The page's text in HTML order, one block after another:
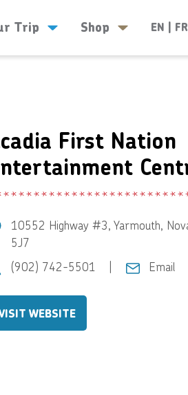
Trip Shop EN FR
First Nation
10552 Highway #3, Yarmouth,
5J7
(902) 742-5501
Email
WEBSITE